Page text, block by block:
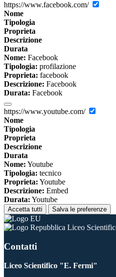
https://www.facebook.com/
Nome
Tipologia
Proprieta
Descrizione
Durata
Nome: Facebook
Tipologia: profilazione
Proprieta: facebook
Descrizione: Facebook
Durata: Facebook
https://www.youtube.com/
Nome
Tipologia
Proprieta
Descrizione
Durata
Nome: Youtube
Tipologia: tecnico
Proprieta: Youtube
Descrizione: Embed
Durata: Youtube
Accetta tutti Salva le preferenze
Liceo
Contatti
Liceo Scientifico "E. Fermi"